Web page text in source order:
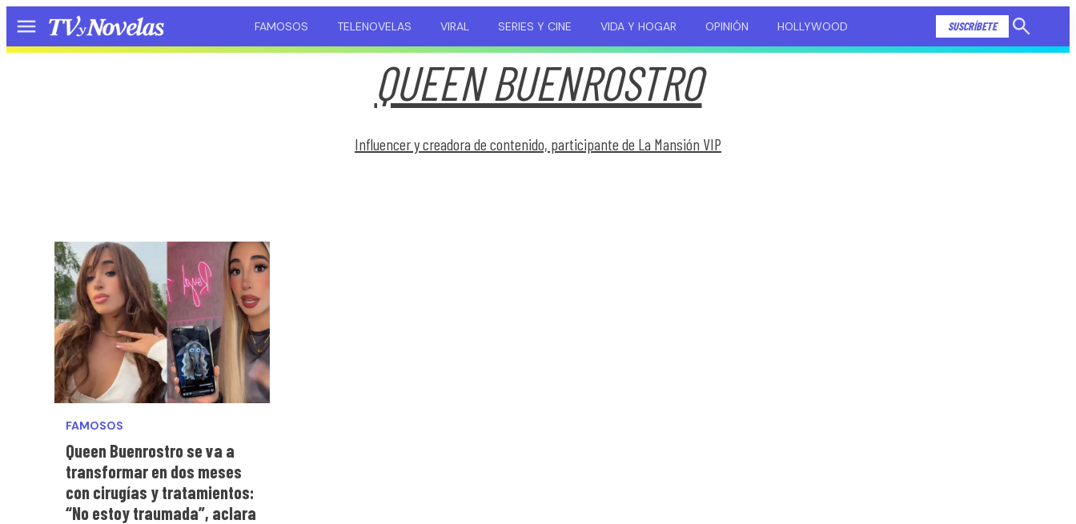
Menú FAMOSOS TELENOVELAS VIRAL SERIES Y CINE VIDA Y HOGAR OPINIÓN HOLLYWOOD SUSCRÍBETE
Mostrar
QUEEN BUENROSTRO
Influencer y creadora de contenido, participante de La Mansión VIP
FAMOSOS
Queen Buenrostro se va a
transformar en dos meses
con cirugías y tratamientos:
“No estoy traumada”, aclara